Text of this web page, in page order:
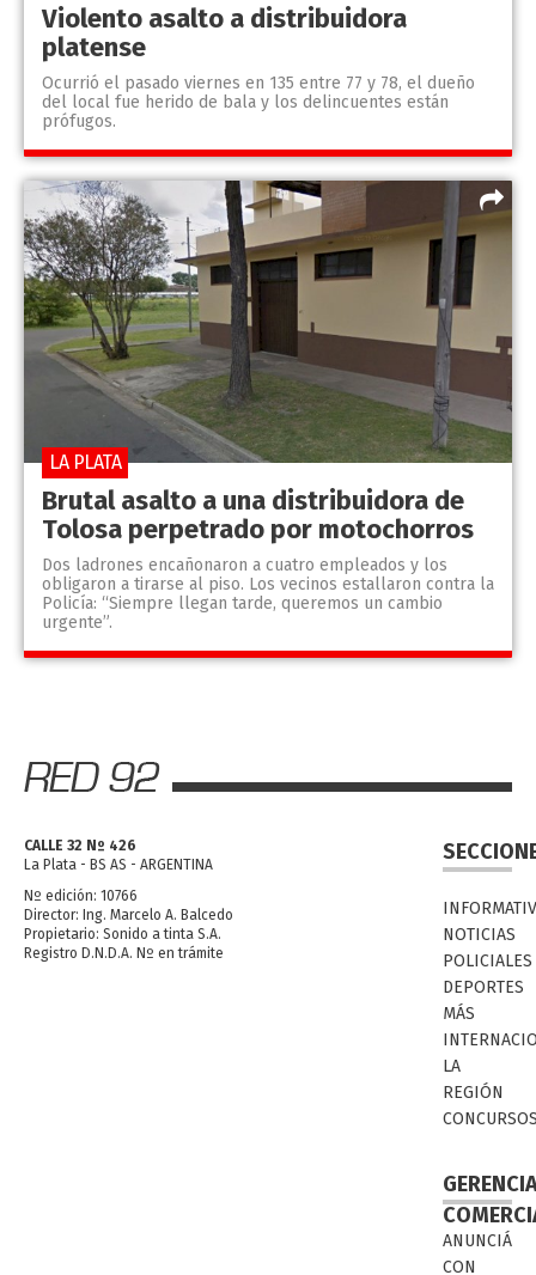
Violento asalto a distribuidora
platense
Ocurrió el pasado viernes en 135 entre 77 y 78, el dueño
del local fue herido de bala y los delincuentes están
prófugos.
Brutal asalto a una distribuidora de
Tolosa perpetrado por motochorros
Dos ladrones encañonaron a cuatro empleados y los
obligaron a tirarse al piso. Los vecinos estallaron contra la
Policía: “Siempre llegan tarde, queremos un cambio
urgente”.
LA PLATA
CALLE 32 Nº 426
La Plata - BS AS - ARGENTINA
Nº edición: 10766
Director: Ing. Marcelo A. Balcedo
Propietario: Sonido a tinta S.A.
Registro D.N.D.A. Nº en trámite
NOTICIAS
POLICIALES
DEPORTES
MÁS
LA
REGIÓN
ANUNCIÁ
CON